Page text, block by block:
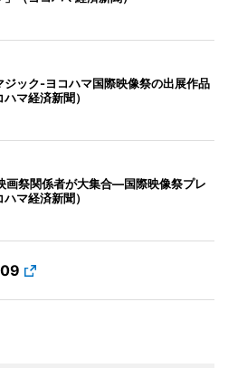
ジック-ヨコハマ国際映像祭の出展作品
マ経済新聞）
画祭関係者が大集合―国際映像祭プレ
マ経済新聞）